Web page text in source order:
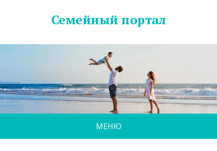
Семейный портал
МЕНЮ